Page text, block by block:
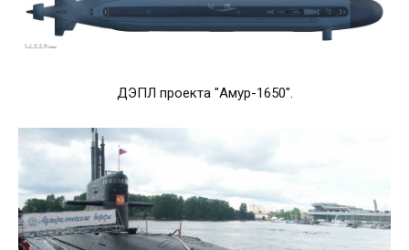
ДЭПЛ проекта "Амур-1650".